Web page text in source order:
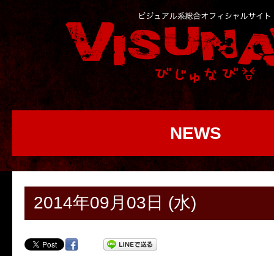
NEWS
2014年09月03日 (水)